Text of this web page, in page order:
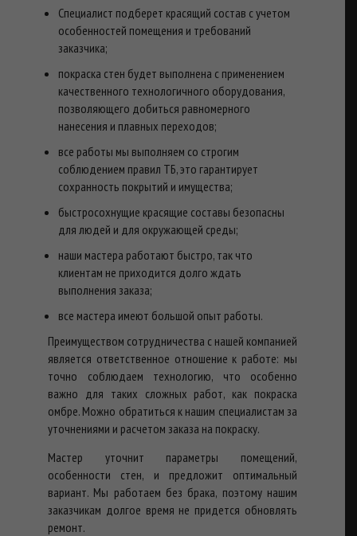
Специалист подберет красящий состав с учетом
особенностей помещения и требований
заказчика;
покраска стен будет выполнена с применением
качественного технологичного оборудования,
позволяющего добиться равномерного
нанесения и плавных переходов;
все работы мы выполняем со строгим
соблюдением правил ТБ, это гарантирует
сохранность покрытий и имущества;
быстросохнущие красящие составы безопасны
для людей и для окружающей среды;
наши мастера работают быстро, так что
клиентам не приходится долго ждать
выполнения заказа;
все мастера имеют большой опыт работы.
Преимуществом сотрудничества с нашей компанией
является ответственное отношение к работе: мы
точно соблюдаем технологию, что особенно
важно для таких сложных работ, как покраска
омбре. Можно обратиться к нашим специалистам за
уточнениями и расчетом заказа на покраску.
Мастер уточнит параметры помещений,
особенности стен, и предложит оптимальный
вариант. Мы работаем без брака, поэтому нашим
заказчикам долгое время не придется обновлять
ремонт.